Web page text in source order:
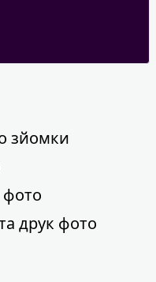
зйомки
фото
друк фото